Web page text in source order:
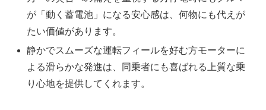
が「動く蓄電池」になる安心感は、何物にも代えが
たい価値があります。
静かでスムーズな運転フィールを好む方モーターに
よる滑らかな発進は、同乗者にも喜ばれる上質な乗
り心地を提供してくれます。